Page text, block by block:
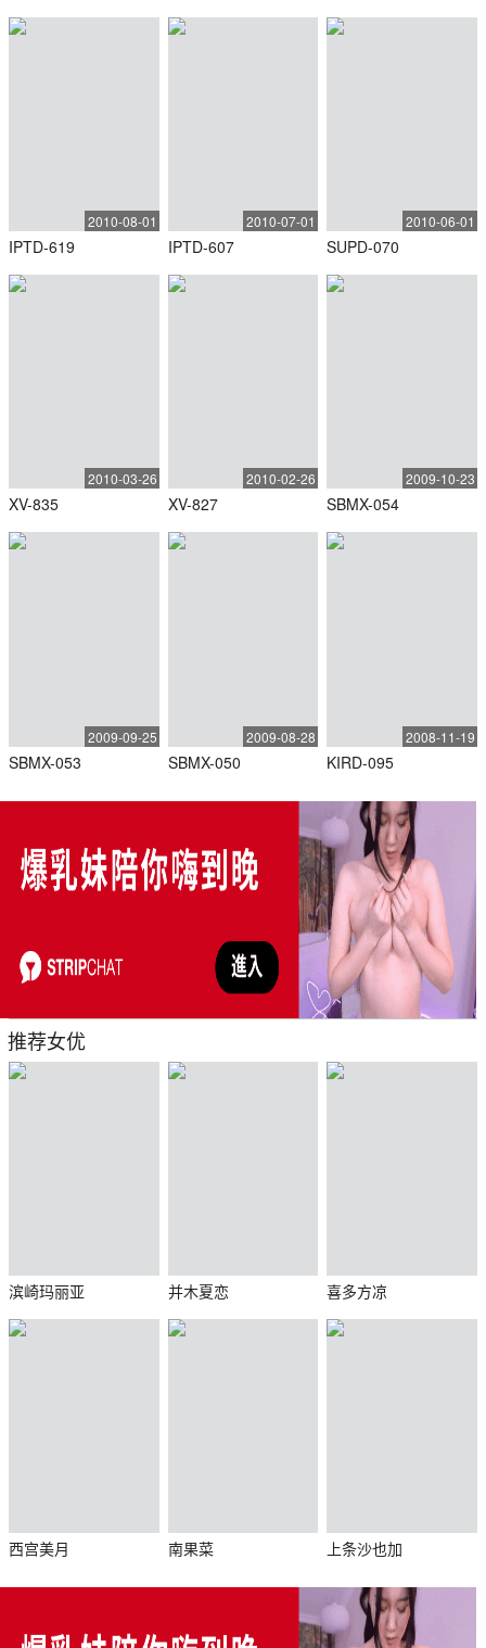
2010-08-01
IPTD-619
2010-07-01
IPTD-607
2010-06-01
SUPD-070
2010-03-26
XV-835
2010-02-26
XV-827
2009-10-23
SBMX-054
2009-09-25
SBMX-053
2009-08-28
SBMX-050
2008-11-19
KIRD-095
推荐女优
滨崎玛丽亚 并木夏恋 喜多方凉
西宫美月 南果菜 上条沙也加